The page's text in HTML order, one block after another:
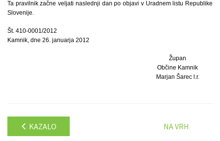
Ta pravilnik začne veljati naslednji dan po objavi v Uradnem listu Republike
Slovenije.
Št. 410-0001/2012
Kamnik, dne 26. januarja 2012
Župan
Občine Kamnik
Marjan Šarec l.r.
KAZALO NA VRH